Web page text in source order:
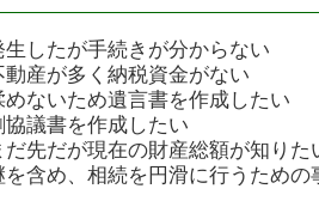
生したが手続きが分からない
動産が多く納税資金がない
めないため遺言書を作成したい
協議書を作成したい
だ先だが現在の財産総額が知りた
を含め、相続を円滑に行うための